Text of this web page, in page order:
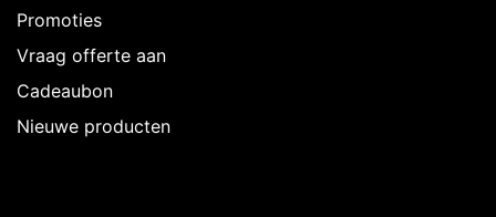
Promoties
Vraag offerte aan
Cadeaubon
Nieuwe producten